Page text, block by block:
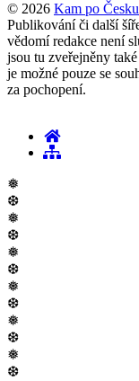
© 2026 Kam po
Publikování či další
vědomí redakce není
jsou tu zveřejněny
je možné pouze se
za pochopení.
❅
❆
❅
❆
❅
❆
❅
❆
❅
❆
❅
❆